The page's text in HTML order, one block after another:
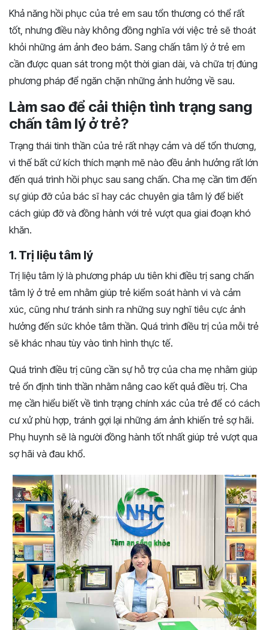
Khả năng hồi phục của trẻ em sau tổn thương có thể rất
tốt, nhưng điều này không đồng nghĩa với việc trẻ sẽ thoát
khỏi những ám ảnh đeo bám. Sang chấn tâm lý ở trẻ em
cần được quan sát trong một thời gian dài, và chữa trị đúng
phương pháp để ngăn chặn những ảnh hưởng về sau.
Làm sao để cải thiện tình trạng sang
chấn tâm lý ở trẻ?
Trạng thái tinh thần của trẻ rất nhạy cảm và dể tổn thương,
vì thế bất cứ kích thích mạnh mẽ nào đều ảnh hưởng rất lớn
đến quá trình hồi phục sau sang chấn. Cha mẹ cần tìm đến
sự giúp đỡ của bác sĩ hay các chuyên gia tâm lý để biết
cách giúp đỡ và đồng hành với trẻ vượt qua giai đoạn khó
khăn.
1. Trị liệu tâm lý
Trị liệu tâm lý là phương pháp ưu tiên khi điều trị sang chấn
tâm lý ở trẻ em nhằm giúp trẻ kiểm soát hành vi và cảm
xúc, cũng như tránh sinh ra những suy nghĩ tiêu cực ảnh
hưởng đến sức khỏe tâm thần. Quá trình điều trị của mỗi trẻ
sẽ khác nhau tùy vào tình hình thực tế.
Quá trình điều trị cũng cần sự hỗ trợ của cha mẹ nhằm giúp
trẻ ổn định tinh thần nhằm nâng cao kết quả điều trị. Cha
mẹ cần hiểu biết về tình trạng chính xác của trẻ để có cách
cư xử phù hợp, tránh gợi lại những ám ảnh khiến trẻ sợ hãi.
Phụ huynh sẽ là người đồng hành tốt nhất giúp trẻ vượt qua
sợ hãi và đau khổ.